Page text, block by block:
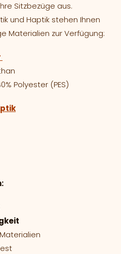
Sitzbezüge aus.
und Haptik stehen Ihnen
Materialien zur Verfügung:
Polyester (PES)